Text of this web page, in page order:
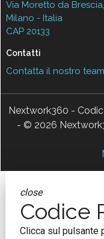
Via Moretto da
Milano - Italia
CAP 20133
Contatti
Contatta il nostro
Nextwork360 -
- © 2026
close
Codice
Clicca sul pulsante